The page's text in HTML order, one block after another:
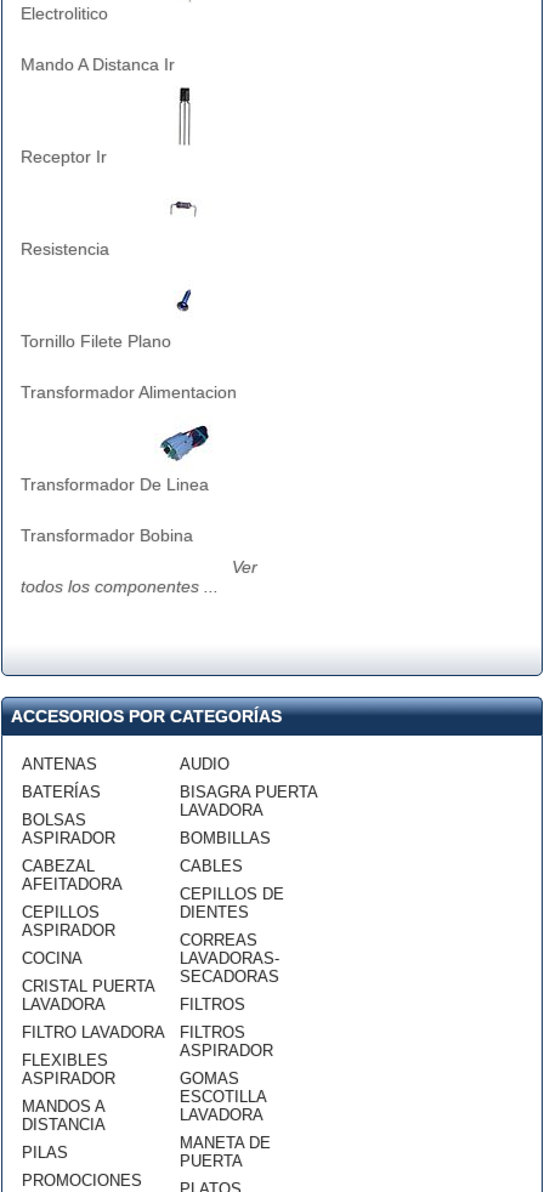
Electrolitico
Mando A Distanca Ir
Receptor Ir
Resistencia
Tornillo Filete Plano
Transformador Alimentacion
Transformador De Linea
Transformador Bobina
Ver
todos los componentes ...
ACCESORIOS POR CATEGORÍAS
ANTENAS
BATERÍAS
BOLSAS
ASPIRADOR
CABEZAL
AFEITADORA
CEPILLOS
ASPIRADOR
COCINA
CRISTAL PUERTA
LAVADORA
FILTRO LAVADORA
FLEXIBLES
ASPIRADOR
MANDOS A
DISTANCIA
PILAS
PROMOCIONES
AUDIO
BISAGRA PUERTA
LAVADORA
BOMBILLAS
CABLES
CEPILLOS DE
DIENTES
CORREAS
LAVADORAS-
SECADORAS
FILTROS
FILTROS
ASPIRADOR
GOMAS
ESCOTILLA
LAVADORA
MANETA DE
PUERTA